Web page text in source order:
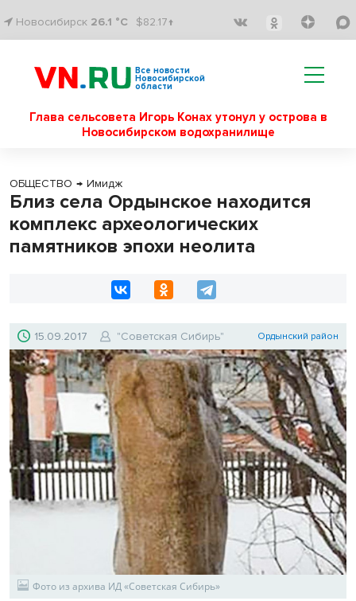
Новосибирск 26.1 °C $82.17↑
Все новости
Новосибирской
области
Глава сельсовета Игорь Конах утонул у острова в
Новосибирском водохранилище
ОБЩЕСТВО → Имидж
Близ села Ордынское находится
комплекс археологических
памятников эпохи неолита
15.09.2017 "Советская Сибирь" Ордынский район
Фото из архива ИД «Советская Сибирь»